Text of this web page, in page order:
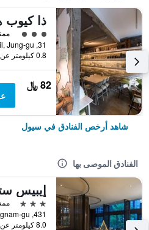
تقييم فئة 3
0.8 كيلومتر عن وسط المدينة
82 ﷼
شاهد أرخص الفنادق في سيول
الفنادق الموصى بها
3 نجوم
8.0 كيلومتر عن وسط المدينة